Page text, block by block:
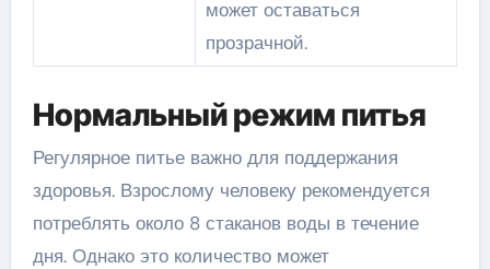
может оставаться
прозрачной.
Нормальный режим питья
Регулярное питье важно для поддержания
здоровья. Взрослому человеку рекомендуется
потреблять около 8 стаканов воды в течение
дня. Однако это количество может